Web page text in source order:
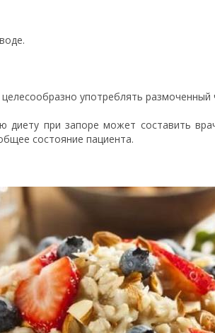
целесообразно употреблять
диету при запоре может составить
состояние пациента.